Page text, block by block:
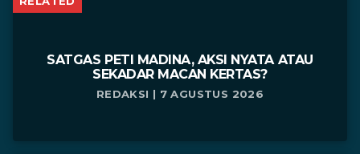
SATGAS PETI MADINA, AKSI NYATA ATAU
SEKADAR MACAN KERTAS?
REDAKSI | 7 AGUSTUS 2026